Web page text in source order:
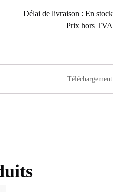
Délai de livraison : En stock
Prix hors TVA
Téléchargement